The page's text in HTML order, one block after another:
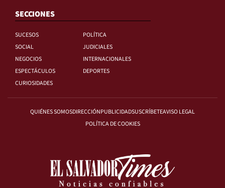
SECCIONES
SUCESOS
POLÍTICA
SOCIAL
JUDICIALES
NEGOCIOS
INTERNACIONALES
ESPECTÁCULOS
DEPORTES
CURIOSIDADES
QUIÉNES SOMOSDIRECCIÓNPUBLICIDADSUSCRÍBETEAVISO LEGAL
POLÍTICA DE COOKIES